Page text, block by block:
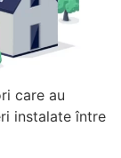
care au
instalate între